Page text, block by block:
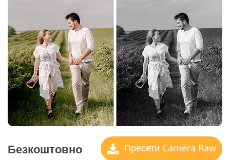
Безкоштовно Пресети Camera Raw